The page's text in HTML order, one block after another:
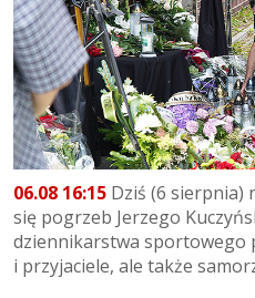
06.08 16:15 Dziś (6 sierpnia)
się pogrzeb Jerzego
dziennikarstwa sportowego
i przyjaciele, ale także